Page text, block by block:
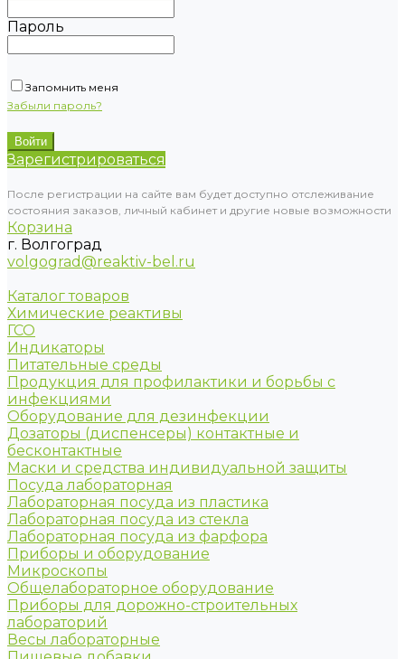
Пароль
Запомнить меня
Забыли пароль?
Зарегистрироваться
После регистрации на сайте вам будет доступно отслеживание
состояния заказов, личный кабинет и другие новые возможности
Корзина
г. Волгоград
volgograd@reaktiv-bel.ru
Каталог товаров
Химические реактивы
ГСО
Индикаторы
Питательные среды
Продукция для профилактики и борьбы с
инфекциями
Оборудование для дезинфекции
Дозаторы (диспенсеры) контактные и
бесконтактные
Маски и средства индивидуальной защиты
Посуда лабораторная
Лабораторная посуда из пластика
Лабораторная посуда из стекла
Лабораторная посуда из фарфора
Приборы и оборудование
Микроскопы
Общелабораторное оборудование
Приборы для дорожно-строительных
лабораторий
Весы лабораторные